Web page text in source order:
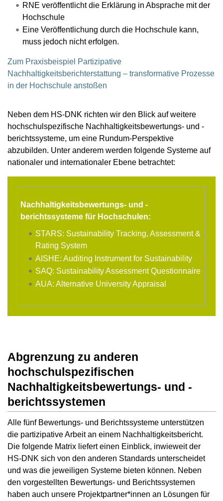
RNE veröffentlicht die Erklärung in Absprache mit der
Hochschule
Eine Veröffentlichung durch die Hochschule kann,
muss jedoch nicht erfolgen.
Zum Praxisbeispiel Partizipative
Nachhaltigkeitsberichterstattung – transformative Prozesse
in der Hochschule anstoßen
Neben dem HS-DNK richten wir den Blick auf weitere
hochschulspezifische Nachhaltigkeitsbewertungs- und -
berichtssysteme, um eine Rundum-Perspektive
abzubilden. Unter anderem werden folgende Systeme auf
nationaler und internationaler Ebene betrachtet:
Nachhaltigkeitsbewertungs- und -
berichtssysteme für Hochschulen:
STARS: Sustainability Tracking, Assessment &
Rating System
AISHE: Auditing Instrument for Sustainability
SAQ: Sustainability Assessment Questionnaire 
AUA: Alternative University Appraisal
Abgrenzung zu anderen
hochschulspezifischen
Nachhaltigkeitsbewertungs- und -
berichtssystemen
Alle fünf Bewertungs- und Berichtssysteme unterstützen
die partizipative Arbeit an einem Nachhaltigkeitsbericht.
Die folgende Matrix liefert einen Einblick, inwieweit der
HS-DNK sich von den anderen Standards unterscheidet
und was die jeweiligen Systeme bieten können. Neben
den vorgestellten Bewertungs- und Berichtssystemen
haben auch unsere Projektpartner*innen an Lösungen für